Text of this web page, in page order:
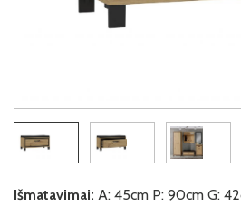
Išmatavimai: A: 45cm P: 90cm G: